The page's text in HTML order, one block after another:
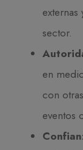
sector.
en
con
eventos